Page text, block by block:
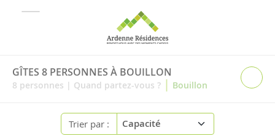
GÎTES 8 PERSONNES À BOUILLON
8 personnes | Quand partez-vous ? | Bouillon
Trier par :